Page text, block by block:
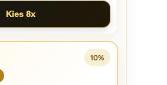
Kies 8x
10%